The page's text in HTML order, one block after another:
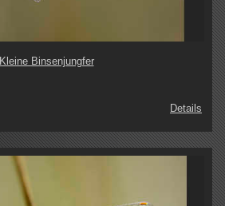
Kleine Binsenjungfer
Details